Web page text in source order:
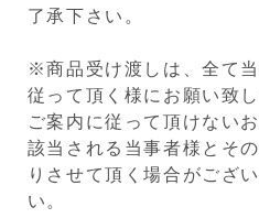
了承下さい。
※商品受け渡しは、全て
従って頂く様にお願い致
ご案内に従って頂けない
該当される当事者様とそ
りさせて頂く場合がござ
い。